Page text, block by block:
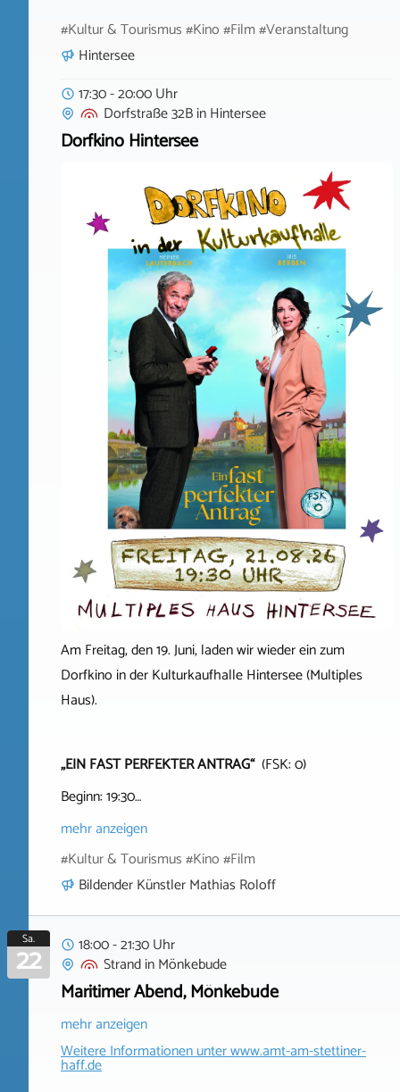
#Kultur & Tourismus #Kino #Film #Veranstaltung
Hintersee
17:30 - 20:00 Uhr
Dorfstraße 32BinHintersee
Dorfkino Hintersee
Am Freitag, den 19. Juni, laden wir wieder ein zum
Dorfkino in der Kulturkaufhalle Hintersee (Multiples
Haus).
„EIN FAST PERFEKTER ANTRAG“ (FSK: 0)
Beginn: 19:30…
mehr anzeigen
#Kultur & Tourismus #Kino #Film
Bildender Künstler Mathias Roloff
Sa.
22
18:00 - 21:30 Uhr
StrandinMönkebude
Maritimer Abend, Mönkebude
mehr anzeigen
Weitere Informationen unterwww.amt-am-stettiner-
haff.de